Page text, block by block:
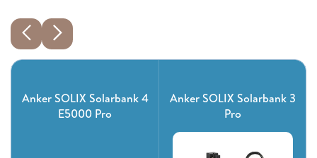
Anker SOLIX Solarbank 4
E5000 Pro
Anker SOLIX Solarbank 3
Pro